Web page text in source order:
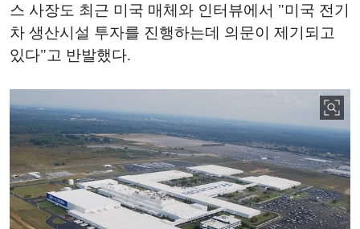
스 사장도 최근 미국 매체와 인터뷰에서 "미국 전기
차 생산시설 투자를 진행하는데 의문이 제기되고
있다"고 반발했다.